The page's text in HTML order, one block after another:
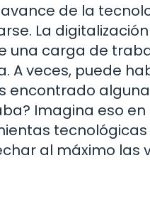
de la
La
una carga de
A veces, puede
encontrado
Imagina eso
al máximo las